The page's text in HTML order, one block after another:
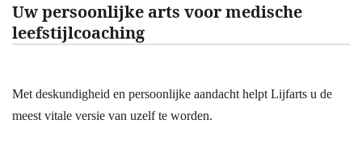
Uw persoonlijke arts voor medische
leefstijlcoaching
Met deskundigheid en persoonlijke aandacht helpt Lijfarts u de
meest vitale versie van uzelf te worden.